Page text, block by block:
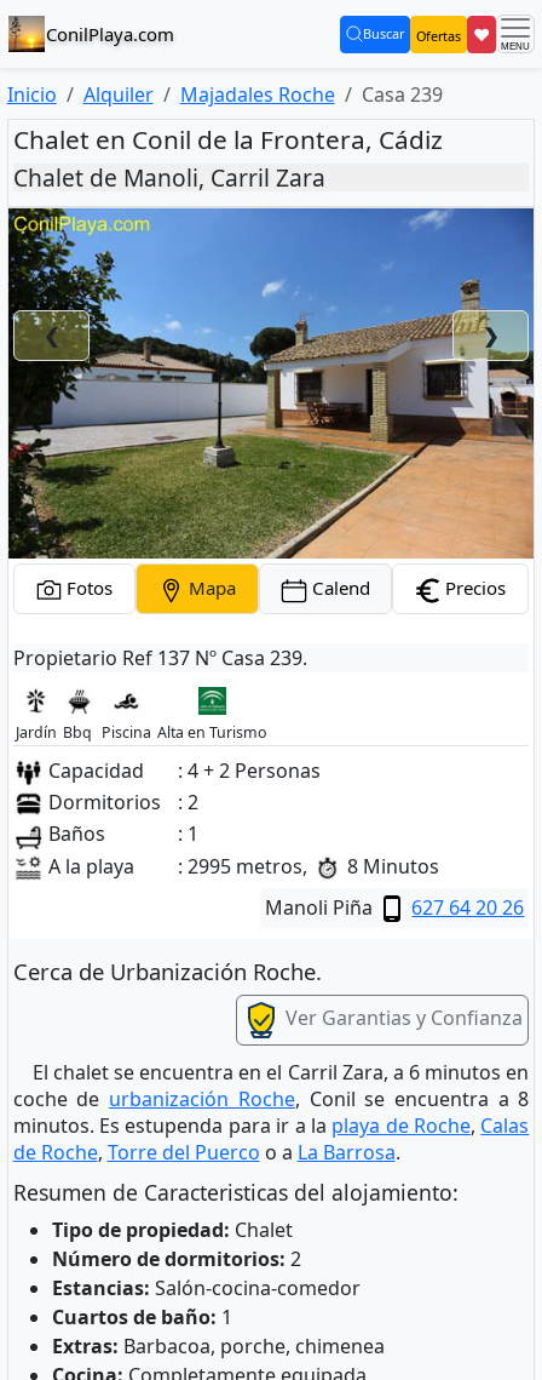
ConilPlaya.com Buscar
(current) Ofertas ❤
Inicio Alquiler Majadales Roche Casa 239
Chalet en Conil de la Frontera, Cádiz
Chalet de Manoli, Carril Zara
❮ ❯
Fotos Mapa Calend Precios
Propietario Ref 137 Nº Casa 239.
Jardín Bbq Piscina Alta en Turismo
Capacidad
: 4 + 2 Personas
Dormitorios
: 2
Baños
: 1
A la playa
: 2995 metros,
8 Minutos
Manoli Piña
627 64 20 26
Cerca de Urbanización Roche.
Ver Garantias y Confianza
El chalet se encuentra en el Carril Zara, a 6 minutos en
coche de urbanización Roche, Conil se encuentra a 8
minutos. Es estupenda para ir a la playa de Roche, Calas
de Roche, Torre del Puerco o a La Barrosa.
Resumen de Caracteristicas del alojamiento:
Tipo de propiedad: Chalet
Número de dormitorios: 2
Estancias: Salón-cocina-comedor
Cuartos de baño: 1
Extras: Barbacoa, porche, chimenea